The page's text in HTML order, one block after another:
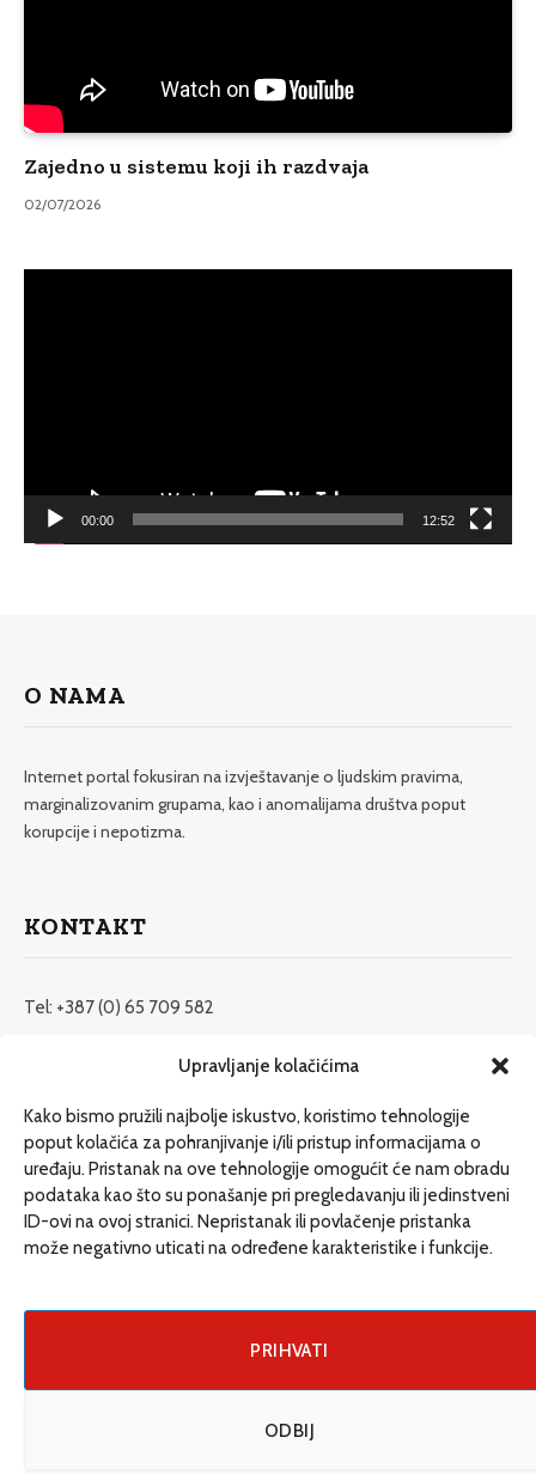
Upravljanje kolačićima
Kako bismo pružili najbolje iskustvo, koristimo tehnologije
poput kolačića za pohranjivanje i/ili pristup informacijama o
uređaju. Pristanak na ove tehnologije omogućit će nam obradu
podataka kao što su ponašanje pri pregledavanju ili jedinstveni
ID-ovi na ovoj stranici. Nepristanak ili povlačenje pristanka
može negativno uticati na određene karakteristike i funkcije.
PRIHVATI
ODBIJ
Zajedno u sistemu koji ih razdvaja
02/07/2026
00:00 12:52
O NAMA
Internet portal fokusiran na izvještavanje o ljudskim pravima,
marginalizovanim grupama, kao i anomalijama društva poput
korupcije i nepotizma.
KONTAKT
Tel: +387 (0) 65 709 582
redakcija@etrafika.net
Dosije
Drugi pišu
Društvo